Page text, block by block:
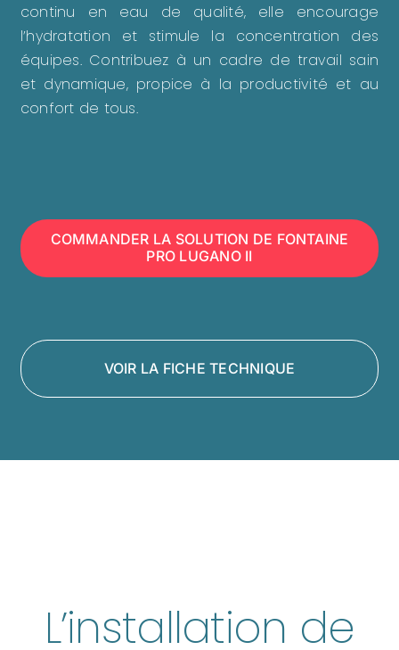
continu en eau de qualité, elle encourage
l’hydratation et stimule la concentration des
équipes. Contribuez à un cadre de travail sain
et dynamique, propice à la productivité et au
confort de tous.
COMMANDER LA SOLUTION DE FONTAINE
PRO LUGANO II
VOIR LA FICHE TECHNIQUE
L’installation de